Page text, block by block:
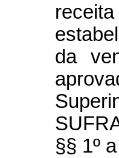
da
§§ 1º